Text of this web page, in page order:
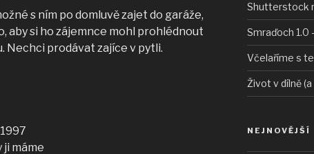
s ním po domluvě zajet do garáže,
aby si ho zájemnce mohl prohlédnout
Nechci prodávat zajíce v pytli.
ji máme
Shutterstock
Smraďoch 1.0
Včelaříme s
Život v dílně
NEJNOVĚJŠÍ